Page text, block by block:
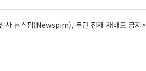
사 뉴스핌(Newspim), 무단 전재-재배포 금지>